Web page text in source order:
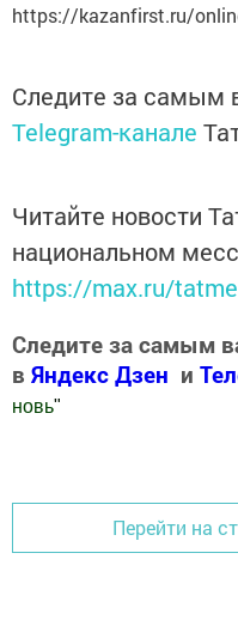
https://kazanfirst.ru/
Следите за самым
Telegram-канале
Читайте новости
национальном
https://max.ru/
Следите за самым
в Яндекс Дзен и
новь"
Перейти на